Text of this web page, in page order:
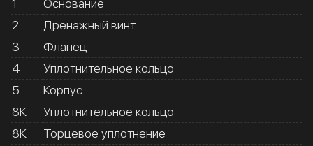
1
Основание
2
Дренажный винт
3
Фланец
4
Уплотнительное кольцо
5
Корпус
8К
Уплотнительное кольцо
8К
Торцевое уплотнение